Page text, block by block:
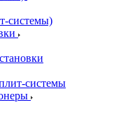
системы)
системы